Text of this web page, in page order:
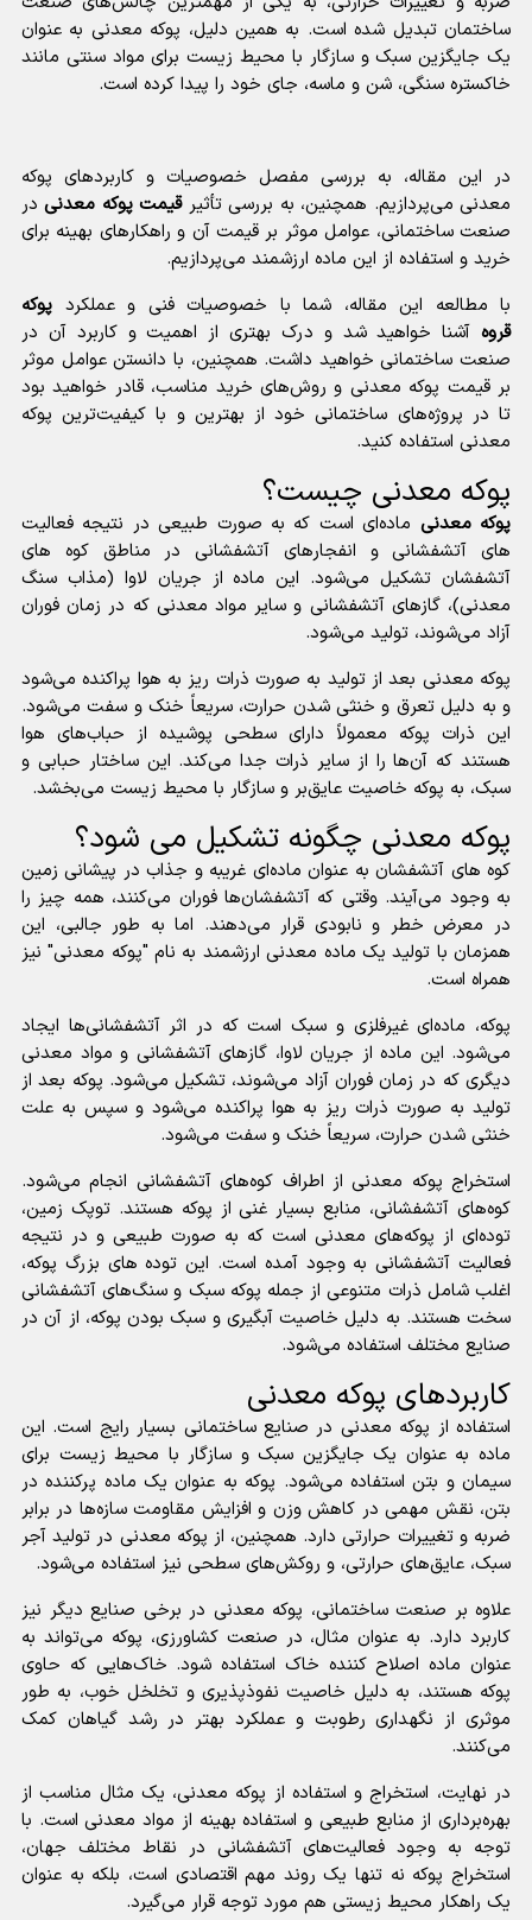
ساختمان تبدیل شده است. به همین دلیل، پوکه معدنی به عنوان
یک جایگزین سبک و سازگار با محیط زیست برای مواد سنتی مانند
خاکستره سنگی، شن و ماسه، جای خود را پیدا کرده است.
در این مقاله، به بررسی مفصل خصوصیات و کاربردهای پوکه
معدنی می‌پردازیم. همچنین، به بررسی تأثیرقیمت پوکه معدنیدر
صنعت ساختمانی، عوامل موثر بر قیمت آن و راهکارهای بهینه برای
خرید و استفاده از این ماده ارزشمند می‌پردازیم.
با مطالعه این مقاله، شما با خصوصیات فنی و عملکرد پوکه
قروه آشنا خواهید شد و درک بهتری از اهمیت و کاربرد آن در
صنعت ساختمانی خواهید داشت. همچنین، با دانستن عوامل موثر
بر قیمت پوکه معدنی و روش‌های خرید مناسب، قادر خواهید بود
تا در پروژه‌های ساختمانی خود از بهترین و با کیفیت‌ترین پوکه
معدنی استفاده کنید.
پوکه معدنی چیست؟
پوکه معدنی ماده‌ای است که به صورت طبیعی در نتیجه فعالیت
های آتشفشانی و انفجارهای آتشفشانی در مناطق کوه های
آتشفشان تشکیل می‌شود. این ماده از جریان لاوا (مذاب سنگ
معدنی)، گاز‌های آتشفشانی و سایر مواد معدنی که در زمان فوران
آزاد می‌شوند، تولید می‌شود.
پوکه معدنی بعد از تولید به صورت ذرات ریز به هوا پراکنده می‌شود
و به دلیل تعرق و خنثی شدن حرارت، سریعاً خنک و سفت می‌شود.
این ذرات پوکه معمولاً دارای سطحی پوشیده از حباب‌های هوا
هستند که آن‌ها را از سایر ذرات جدا می‌کند. این ساختار حبابی و
سبک، به پوکه خاصیت عایق‌بر و سازگار با محیط زیست می‌بخشد.
پوکه معدنی چگونه تشکیل می شود؟
کوه های آتشفشان به عنوان ماده‌ای غریبه و جذاب در پیشانی زمین
به وجود می‌آیند. وقتی که آتشفشان‌ها فوران می‌کنند، همه چیز را
در معرض خطر و نابودی قرار می‌دهند. اما به طور جالبی، این
همزمان با تولید یک ماده معدنی ارزشمند به نام "پوکه معدنی" نیز
همراه است.
پوکه، ماده‌ای غیرفلزی و سبک است که در اثر آتشفشانی‌ها ایجاد
می‌شود. این ماده از جریان لاوا، گاز‌های آتشفشانی و مواد معدنی
دیگری که در زمان فوران آزاد می‌شوند، تشکیل می‌شود. پوکه بعد از
تولید به صورت ذرات ریز به هوا پراکنده می‌شود و سپس به علت
خنثی شدن حرارت، سریعاً خنک و سفت می‌شود.
استخراج پوکه معدنی از اطراف کوه‌های آتشفشانی انجام می‌شود.
کوه‌های آتشفشانی، منابع بسیار غنی از پوکه هستند. توپک زمین،
توده‌ای از پوکه‌های معدنی است که به صورت طبیعی و در نتیجه
فعالیت آتشفشانی به وجود آمده است. این توده های بزرگ پوکه،
اغلب شامل ذرات متنوعی از جمله پوکه سبک و سنگ‌های آتشفشانی
سخت هستند. به دلیل خاصیت آبگیری و سبک بودن پوکه، از آن در
صنایع مختلف استفاده می‌شود.
کاربردهای پوکه معدنی
استفاده از پوکه معدنی در صنایع ساختمانی بسیار رایج است. این
ماده به عنوان یک جایگزین سبک و سازگار با محیط زیست برای
سیمان و بتن استفاده می‌شود. پوکه به عنوان یک ماده پرکننده در
بتن، نقش مهمی در کاهش وزن و افزایش مقاومت سازه‌ها در برابر
ضربه و تغییرات حرارتی دارد. همچنین، از پوکه معدنی در تولید آجر
سبک، عایق‌های حرارتی، و روکش‌های سطحی نیز استفاده می‌شود.
علاوه بر صنعت ساختمانی، پوکه معدنی در برخی صنایع دیگر نیز
کاربرد دارد. به عنوان مثال، در صنعت کشاورزی، پوکه می‌تواند به
عنوان ماده اصلاح کننده خاک استفاده شود. خاک‌هایی که حاوی
پوکه هستند، به دلیل خاصیت نفوذپذیری و تخلخل خوب، به طور
موثری از نگهداری رطوبت و عملکرد بهتر در رشد گیاهان کمک
می‌کنند.
در نهایت، استخراج و استفاده از پوکه معدنی، یک مثال مناسب از
بهره‌برداری از منابع طبیعی و استفاده بهینه از مواد معدنی است. با
توجه به وجود فعالیت‌های آتشفشانی در نقاط مختلف جهان،
استخراج پوکه نه تنها یک روند مهم اقتصادی است، بلکه به عنوان
یک راهکار محیط زیستی هم مورد توجه قرار می‌گیرد.